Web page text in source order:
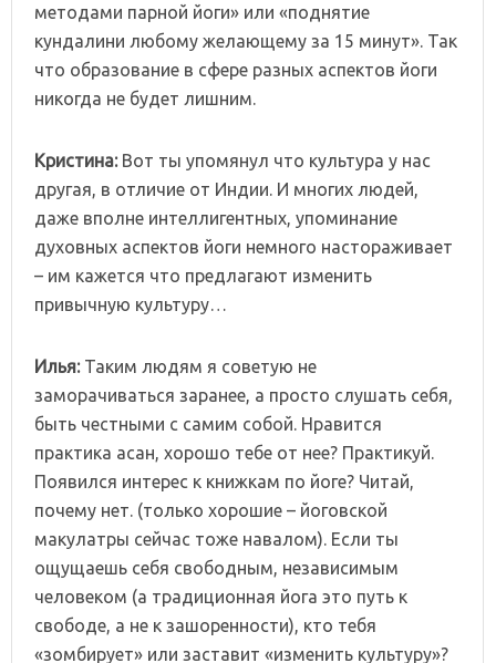
методами парной йоги» или «поднятие
кундалини любому желающему за 15 минут». Так
что образование в сфере разных аспектов йоги
никогда не будет лишним.
Кристина:Вот ты упомянул что культура у нас
другая, в отличие от Индии. И многих людей,
даже вполне интеллигентных, упоминание
духовных аспектов йоги немного настораживает
– им кажется что предлагают изменить
привычную культуру…
Илья:Таким людям я советую не
заморачиваться заранее, а просто слушать себя,
быть честными с самим собой. Нравится
практика асан, хорошо тебе от нее? Практикуй.
Появился интерес к книжкам по йоге? Читай,
почему нет. (только хорошие – йоговской
макулатры сейчас тоже навалом). Если ты
ощущаешь себя свободным, независимым
человеком (а традиционная йога это путь к
свободе, а не к зашоренности), кто тебя
«зомбирует» или заставит «изменить культуру»?